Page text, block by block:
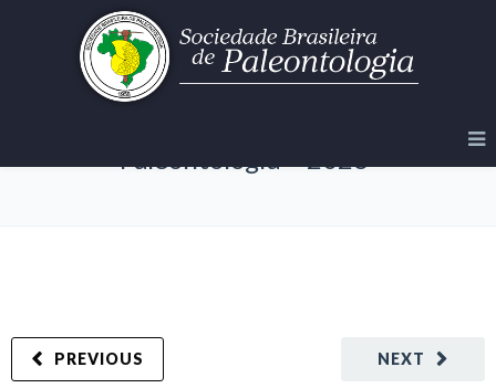
Paleontologia – 2026
NEXT
PREVIOUS